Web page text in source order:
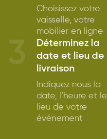
Choisissez votre
vaisselle, votre
mobilier en ligne
Déterminez la
date et lieu de
livraison
Indiquez nous la
date, l’heure et le
lieu de votre
événement